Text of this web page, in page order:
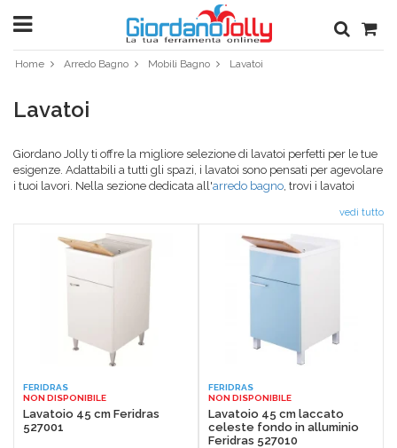
Home Arredo Bagno Mobili Bagno Lavatoi
Lavatoi
Giordano Jolly ti offre la migliore selezione di lavatoi perfetti per le tue
esigenze. Adattabili a tutti gli spazi, i lavatoi sono pensati per agevolare
i tuoi lavori. Nella sezione dedicata all'arredo bagno, trovi i lavatoi
più, i lavatoi sono dotati di vasca in resina, sifone e tavoletta in bamboo.
Con Giordano Jolly la soluzione perfetta per la tua casa è a portata di
un click. Arreda la lavanderia con stile, scegli il mobile per
selezionati con cura dagli esperti. Trasforma i lavatoi in veri e propri
vedi tutto
FERIDRAS
NON DISPONIBILE
Lavatoio 45 cm Feridras
527001
FERIDRAS
NON DISPONIBILE
Lavatoio 45 cm laccato
celeste fondo in alluminio
Feridras 527010